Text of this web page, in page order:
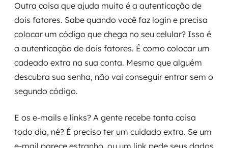
Outra coisa que ajuda muito é a autenticação de
dois fatores. Sabe quando você faz login e precisa
colocar um código que chega no seu celular? Isso é
a autenticação de dois fatores. É como colocar um
cadeado extra na sua conta. Mesmo que alguém
descubra sua senha, não vai conseguir entrar sem o
segundo código.
E os e-mails e links? A gente recebe tanta coisa
todo dia, né? É preciso ter um cuidado extra. Se um
e-mail parece estranho, ou um link pede seus dados